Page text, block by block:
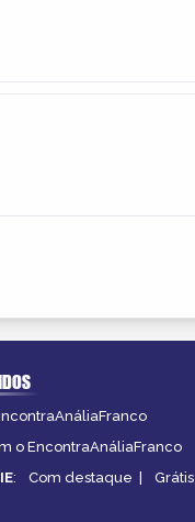
o EncontraAnáliaFranco
: Com destaque | Grátis